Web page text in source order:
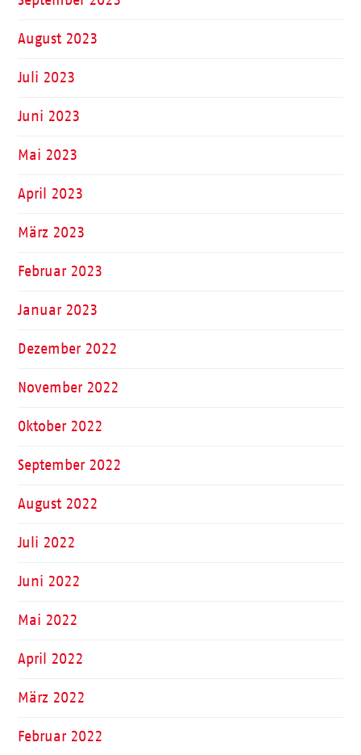
August 2023
Juli 2023
Juni 2023
Mai 2023
April 2023
März 2023
Februar 2023
Januar 2023
Dezember 2022
November 2022
Oktober 2022
September 2022
August 2022
Juli 2022
Juni 2022
Mai 2022
April 2022
März 2022
Februar 2022